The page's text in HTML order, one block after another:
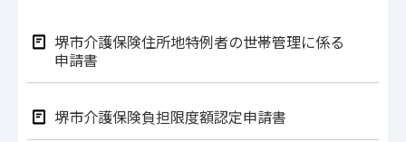
堺市介護保険住所地特例者の世帯管理に係る
申請書
堺市介護保険負担限度額認定申請書